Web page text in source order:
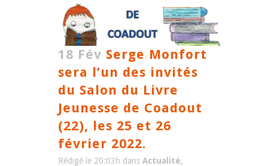
18 Fév Serge Monfort
sera l’un des invités
du Salon du Livre
Jeunesse de Coadout
(22), les 25 et 26
février 2022.
Rédigé le 20:03h dans Actualité,